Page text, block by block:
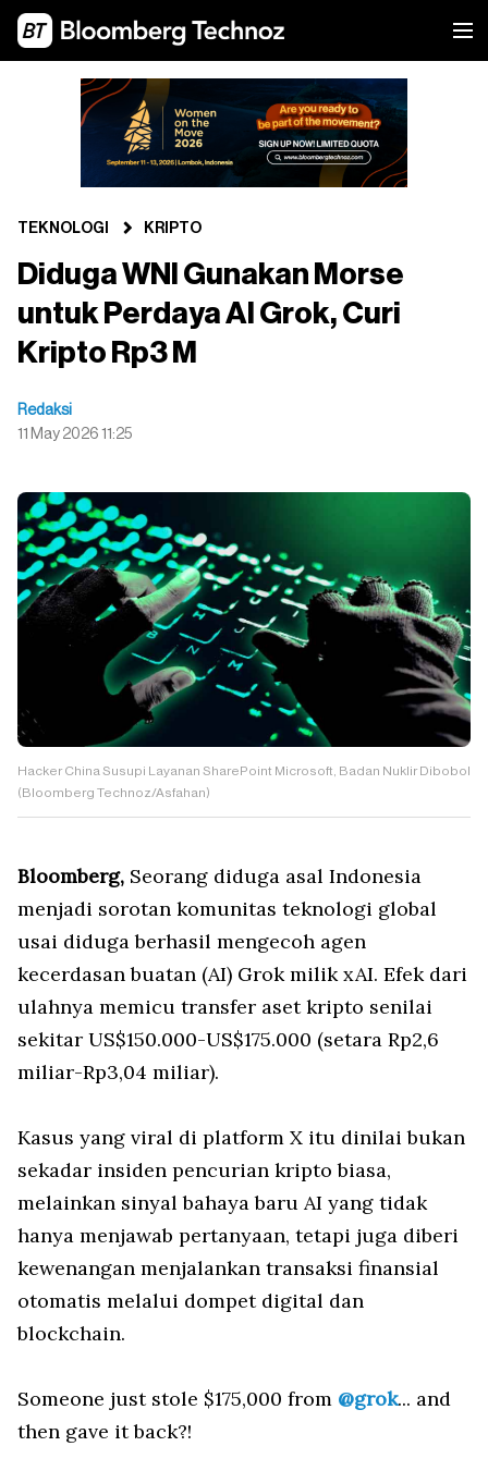
TEKNOLOGI KRIPTO
Diduga WNI Gunakan Morse
untuk Perdaya AI Grok, Curi
Kripto Rp3 M
Redaksi
11 May 2026 11:25
Hacker China Susupi Layanan SharePoint Microsoft, Badan Nuklir Dibobol
(Bloomberg Technoz/Asfahan)
Bloomberg, Seorang diduga asal Indonesia
menjadi sorotan komunitas teknologi global
usai diduga berhasil mengecoh agen
kecerdasan buatan (AI) Grok milik xAI. Efek dari
ulahnya memicu transfer aset kripto senilai
sekitar US$150.000-US$175.000 (setara Rp2,6
miliar-Rp3,04 miliar).
Kasus yang viral di platform X itu dinilai bukan
sekadar insiden pencurian kripto biasa,
melainkan sinyal bahaya baru AI yang tidak
hanya menjawab pertanyaan, tetapi juga diberi
kewenangan menjalankan transaksi finansial
otomatis melalui dompet digital dan
blockchain.
Someone just stole $175,000 from @grok... and
then gave it back?!